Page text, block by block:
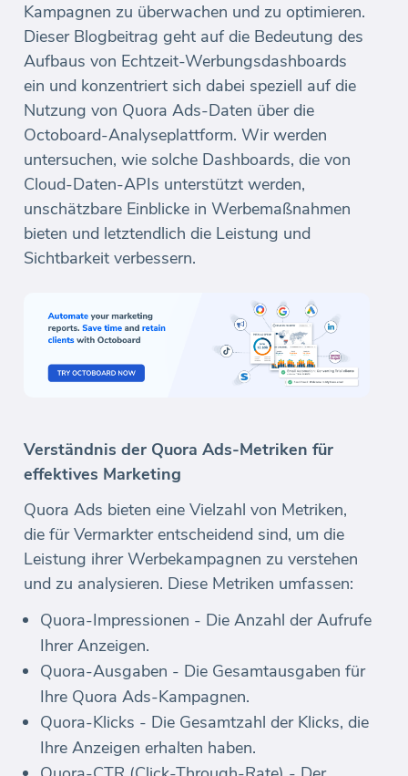
Kampagnen zu überwachen und zu optimieren.
Dieser Blogbeitrag geht auf die Bedeutung des
Aufbaus von Echtzeit-Werbungsdashboards
ein und konzentriert sich dabei speziell auf die
Nutzung von Quora Ads-Daten über die
Octoboard-Analyseplattform. Wir werden
untersuchen, wie solche Dashboards, die von
Cloud-Daten-APIs unterstützt werden,
unschätzbare Einblicke in Werbemaßnahmen
bieten und letztendlich die Leistung und
Sichtbarkeit verbessern.
Verständnis der Quora Ads-Metriken für
effektives Marketing
Quora Ads bieten eine Vielzahl von Metriken,
die für Vermarkter entscheidend sind, um die
Leistung ihrer Werbekampagnen zu verstehen
und zu analysieren. Diese Metriken umfassen:
Quora-Impressionen - Die Anzahl der Aufrufe
Ihrer Anzeigen.
Quora-Ausgaben - Die Gesamtausgaben für
Ihre Quora Ads-Kampagnen.
Quora-Klicks - Die Gesamtzahl der Klicks, die
Ihre Anzeigen erhalten haben.